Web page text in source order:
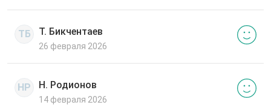
ТБ Т. Бикчентаев
26 февраля 2026
НР Н. Родионов
14 февраля 2026